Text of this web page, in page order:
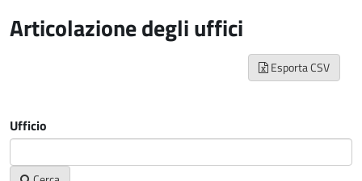
Articolazione degli uffici
Esporta CSV
Ufficio